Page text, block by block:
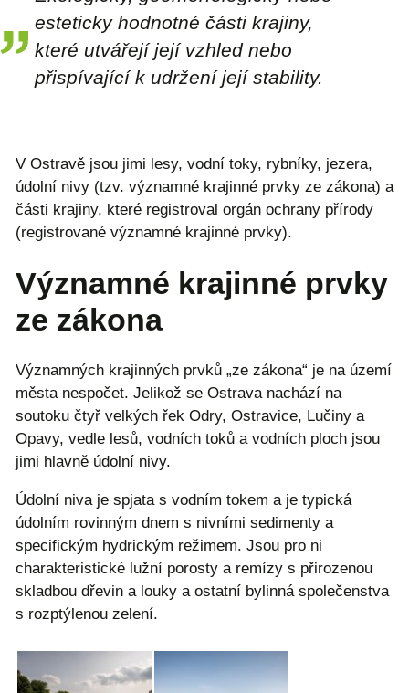
esteticky hodnotné části krajiny,
které utvářejí její vzhled nebo
přispívající k udržení její stability.
V Ostravě jsou jimi lesy, vodní toky, rybníky, jezera,
údolní nivy (tzv. významné krajinné prvky ze zákona) a
části krajiny, které registroval orgán ochrany přírody
(registrované významné krajinné prvky).
Významné krajinné prvky
ze zákona
Významných krajinných prvků „ze zákona“ je na území
města nespočet. Jelikož se Ostrava nachází na
soutoku čtyř velkých řek Odry, Ostravice, Lučiny a
Opavy, vedle lesů, vodních toků a vodních ploch jsou
jimi hlavně údolní nivy.
Údolní niva je spjata s vodním tokem a je typická
údolním rovinným dnem s nivními sedimenty a
specifickým hydrickým režimem. Jsou pro ni
charakteristické lužní porosty a remízy s přirozenou
skladbou dřevin a louky a ostatní bylinná společenstva
s rozptýlenou zelení.